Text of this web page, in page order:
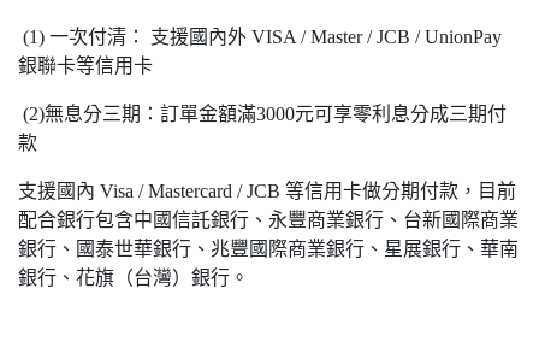
(1) 一次付清： 支援國內外 VISA / Master / JCB / UnionPay
銀聯卡等信用卡
(2)無息分三期：訂單金額滿3000元可享零利息分成三期付
款
支援國內 Visa / Mastercard / JCB 等信用卡做分期付款，目前
配合銀行包含中國信託銀行、永豐商業銀行、台新國際商業
銀行、國泰世華銀行、兆豐國際商業銀行、星展銀行、華南
銀行、花旗（台灣）銀行。